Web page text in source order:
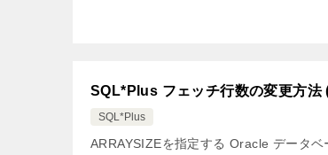
SQL*Plus フェッチ行数の変更方法
SQL*Plus
ARRAYSIZEを指定する Oracle データ